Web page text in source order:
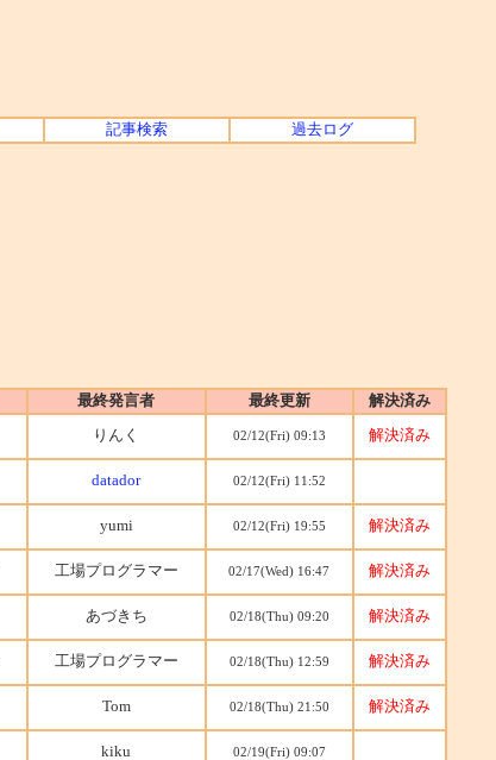
記事検索 過去ログ
最終発言者 最終更新 解決済み
りんく 02/12(Fri) 09:13 解決済み
datador 02/12(Fri) 11:52
yumi 02/12(Fri) 19:55 解決済み
工場プログラマー 02/17(Wed) 16:47 解決済み
あづきち 02/18(Thu) 09:20 解決済み
工場プログラマー 02/18(Thu) 12:59 解決済み
Tom 02/18(Thu) 21:50 解決済み
kiku 02/19(Fri) 09:07